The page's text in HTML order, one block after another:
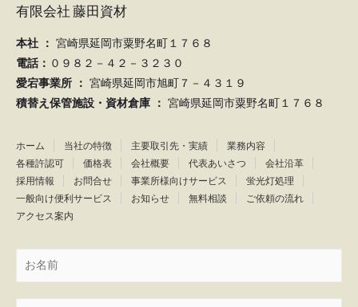
有限会社 藤田資材
本社 ： 宮崎県延岡市粟野名町１７６８
電話： ０９８２－４２－３２３０
愛宕事業所 ： 宮崎県延岡市旭町７－４３１９
積替え保管施設・資材倉庫 ： 宮崎県延岡市粟野名町１７６８
ホーム 当社の特徴 主要取引先・実績
業務内容
各種許認可
価格表 会社概要 代表あいさつ
会社沿革
採用情報
お問合せ 事業所様向けサービス
蛍光灯処理
一般向け便利サービス
お知らせ 無料相談
ご依頼の流れ
アクセス案内